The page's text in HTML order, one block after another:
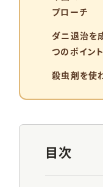
プローチ
ダニ退治を
つのポイント
殺虫剤を使
目次